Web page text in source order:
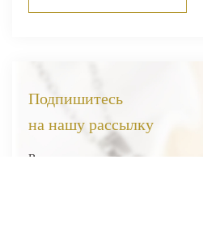
Подпишитесь
на нашу рассылку
Вы первыми узнаете о наших